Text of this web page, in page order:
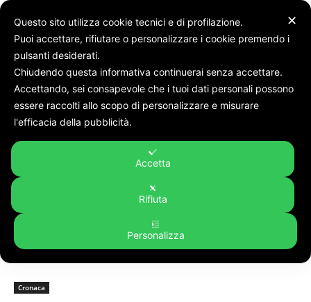
Sibillini
Tag:sibillini
Cronaca
✕
Questo sito utilizza cookie tecnici e di profilazione.
Puoi accettare, rifiutare o personalizzare i cookie premendo i
pulsanti desiderati.
Chiudendo questa informativa continuerai senza accettare.
Accettando, sei consapevole che i tuoi dati personali possono
essere raccolti allo scopo di personalizzare e misurare
l'efficacia della pubblicità.
Accetta
Rifiuta
Personalizza